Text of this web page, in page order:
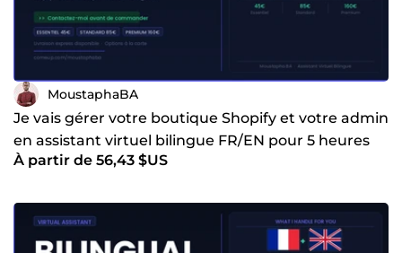
MoustaphaBA
Je vais gérer votre boutique Shopify et votre admin
en assistant virtuel bilingue FR/EN pour 5 heures
À partir de 56,43 $US